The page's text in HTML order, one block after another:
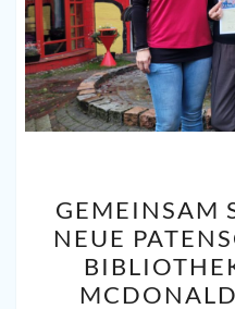
GEMEINSAM
NEUE